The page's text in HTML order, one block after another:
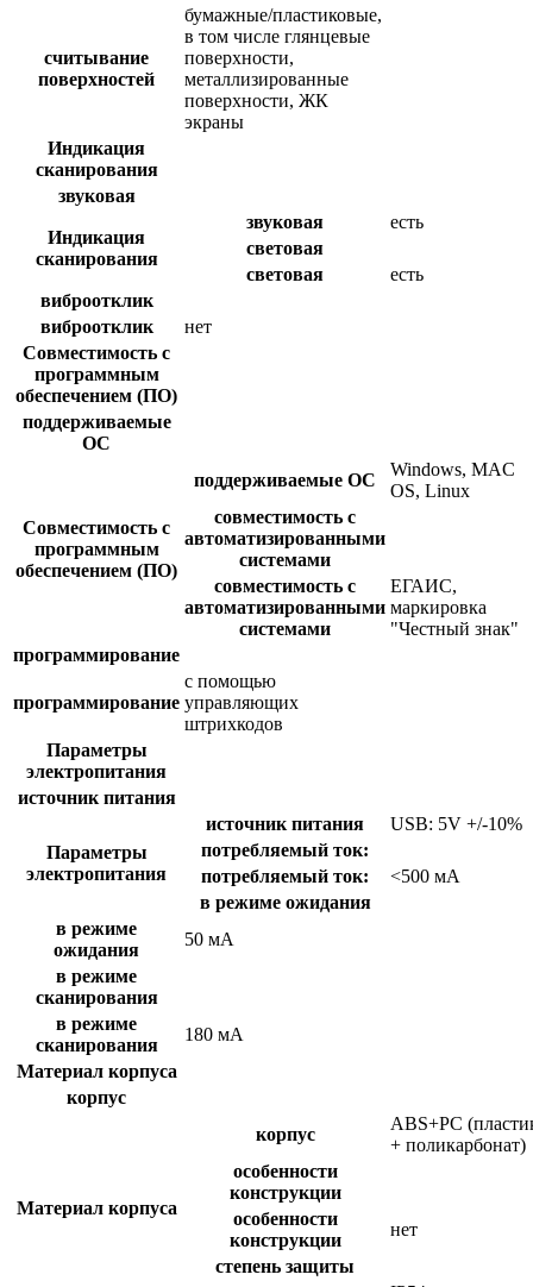
считывание
поверхностей
бумажные/пластиковые,
в том числе глянцевые
поверхности,
металлизированные
поверхности, ЖК
экраны
Индикация
сканирования
звуковая
Индикация
сканирования
звуковая
есть
световая
световая
есть
виброотклик
виброотклик
нет
Совместимость с
программным
обеспечением (ПО)
поддерживаемые
ОС
Совместимость с
программным
обеспечением (ПО)
поддерживаемые ОС
Windows, MAC
OS, Linux
совместимость с
автоматизированными
системами
совместимость с
автоматизированными
системами
ЕГАИС,
маркировка
"Честный знак"
программирование
программирование
с помощью
управляющих
штрихкодов
Параметры
электропитания
источник питания
Параметры
электропитания
источник питания
USB: 5V +/-10%
потребляемый ток:
потребляемый ток:
<500 мА
в режиме ожидания
в режиме
ожидания
50 мА
в режиме
сканирования
в режиме
сканирования
180 мА
Материал корпуса
корпус
Материал корпуса
корпус
ABS+PC
+ поликарбонат)
особенности
конструкции
особенности
конструкции
нет
степень защиты